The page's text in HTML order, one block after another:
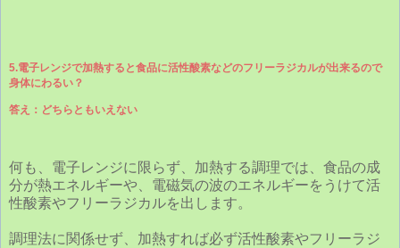
5.電子レンジで加熱すると食品に活性酸素などのフリーラジカルが出来るので
身体にわるい？
答え：どちらともいえない
何も、電子レンジに限らず、加熱する調理では、食品の成
分が熱エネルギーや、電磁気の波のエネルギーをうけて活
性酸素やフリーラジカルを出します。
調理法に関係せず、加熱すれば必ず活性酸素やフリーラジ